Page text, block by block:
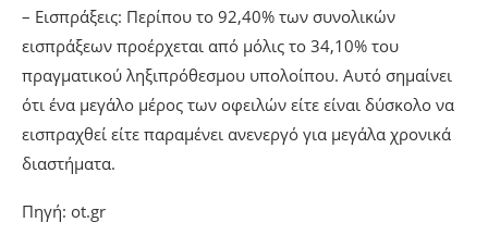
– Εισπράξεις: Περίπου το 92,40% των συνολικών
εισπράξεων προέρχεται από μόλις το 34,10% του
πραγματικού ληξιπρόθεσμου υπολοίπου. Αυτό σημαίνει
ότι ένα μεγάλο μέρος των οφειλών είτε είναι δύσκολο να
εισπραχθεί είτε παραμένει ανενεργό για μεγάλα χρονικά
διαστήματα.
Πηγή: ot.gr